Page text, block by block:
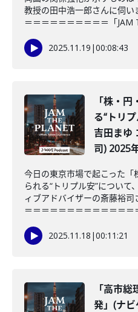
教授の田中浩一郎さんに伺
＝＝＝＝＝＝＝＝＝＝「JAM
2025.11.19 |00:08:43
「株・
る“トリ
吉田まゆ
司) 2025
今日の東京市場で起こった「
られる“トリプル安”について
ィブアドバイザーの斎藤裕
＝＝＝＝＝＝＝＝＝＝＝＝＝
2025.11.18 |00:11:21
「高市
発」(ナ